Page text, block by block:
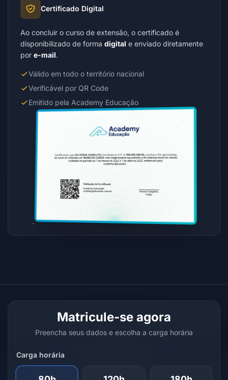
Certificado Digital
Ao concluir o curso de extensão, o certificado é
disponibilizado de forma digital e enviado diretamente
por e-mail.
Válido em todo o território nacional
Verificável por QR Code
Emitido pela Academy Educação
Matricule-se agora
Preencha seus dados e escolha a carga horária
Carga horária